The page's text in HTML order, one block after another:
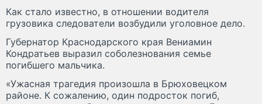
Как стало известно, в отношении водителя
грузовика следователи возбудили уголовное дело.
Губернатор Краснодарского края Вениамин
Кондратьев выразил соболезнования семье
погибшего мальчика.
«Ужасная трагедия произошла в Брюховецком
районе. К сожалению, один подросток погиб,